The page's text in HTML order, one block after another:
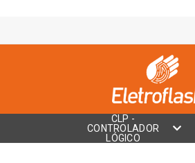
CLP -
CONTROLADOR
LÓGICO